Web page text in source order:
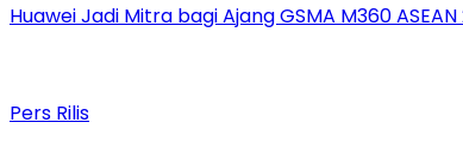
Huawei Jadi Mitra bagi Ajang GSMA M360
Pers Rilis